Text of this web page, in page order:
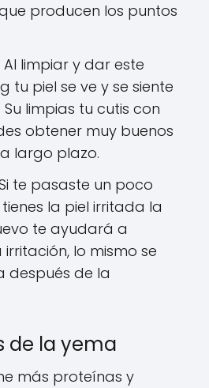
producen los puntos
Al limpiar y dar este
tu piel se ve y se siente
limpias tu cutis con
obtener muy buenos
largo plazo.
te pasaste un poco
la piel irritada la
te ayudará a
lo mismo se
después de la
de la yema
más proteínas y